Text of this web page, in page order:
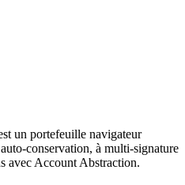
un portefeuille navigateur
conservation, à multi-signature
avec Account Abstraction.